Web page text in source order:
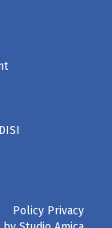
Policy Privacy